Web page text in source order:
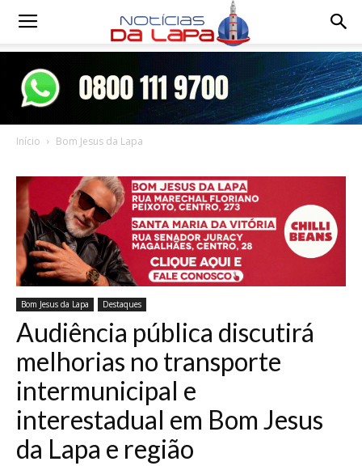
Notícias
Início Bom Jesus da Lapa
Bom Jesus da Lapa Destaques
Audiência pública discutirá
melhorias no transporte
intermunicipal e
interestadual em Bom Jesus
da Lapa e região